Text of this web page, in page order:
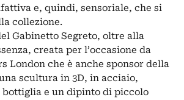
e, quindi, sensoriale, che si
collezione.
Gabinetto Segreto, oltre alla
creata per l’occasione da
London che è anche sponsor della
scultura in 3D, in acciaio,
e un dipinto di piccolo